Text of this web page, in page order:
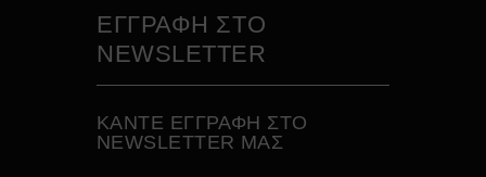
ΕΓΓΡΑΦΗ ΣΤΟ
NEWSLETTER
ΚAΝΤΕ ΕΓΓΡΑΦH ΣΤΟ
NEWSLETTER ΜΑΣ